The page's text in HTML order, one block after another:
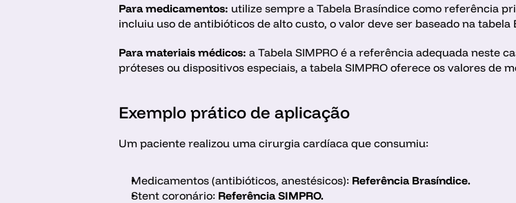
Para medicamentos: utilize sempre a Tabela Brasíndice como referência
incluiu uso de antibióticos de alto custo, o valor deve ser baseado na tabela
Para materiais médicos: a Tabela SIMPRO é a referência adequada neste
próteses ou dispositivos especiais, a tabela SIMPRO oferece os valores de
Exemplo prático de aplicação
Um paciente realizou uma cirurgia cardíaca que consumiu:
Medicamentos (antibióticos, anestésicos): Referência Brasíndice.
Stent coronário: Referência SIMPRO.